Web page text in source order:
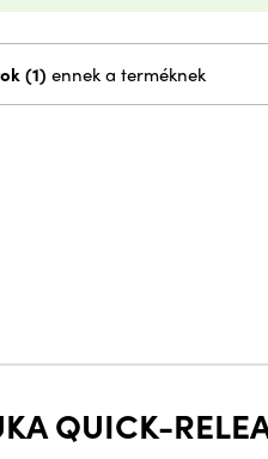
Egyéb változatok (1) ennek a terméknek
QUICK-